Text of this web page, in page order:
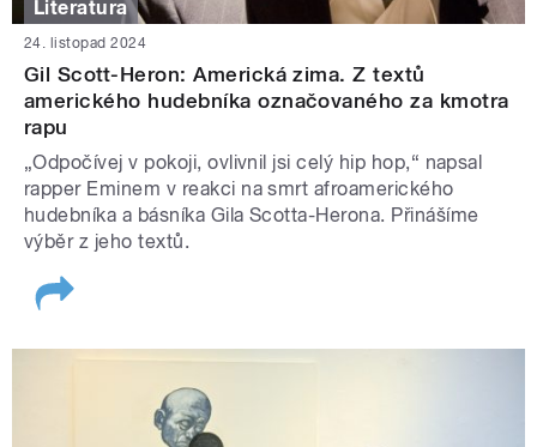
Literatura
24. listopad 2024
Gil Scott-Heron: Americká zima. Z textů
amerického hudebníka označovaného za kmotra
rapu
„Odpočívej v pokoji, ovlivnil jsi celý hip hop,“ napsal
rapper Eminem v reakci na smrt afroamerického
hudebníka a básníka Gila Scotta-Herona. Přinášíme
výběr z jeho textů.